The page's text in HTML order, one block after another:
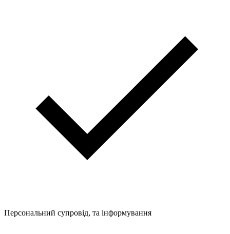
Персональний супровід, та інформування